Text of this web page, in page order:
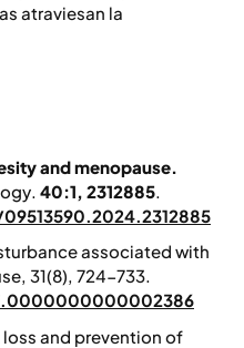
atraviesan la
and menopause.
. 40:1, 2312885.
associated with
31(8), 724-733.
loss and prevention of